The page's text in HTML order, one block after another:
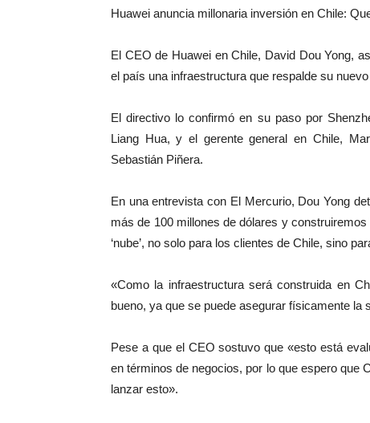
Huawei anuncia millonaria inversión en Chile:
El CEO de Huawei en Chile, David Dou Yong,
el país una infraestructura que respalde su
El directivo lo confirmó en su paso por
Liang Hua, y el gerente general en Chile,
Sebastián Piñera.
En una entrevista con El Mercurio, Dou Yong
más de 100 millones de dólares y
‘nube’, no solo para los clientes de Chile, sino
«Como la infraestructura será construida en
bueno, ya que se puede asegurar físicamente la
Pese a que el CEO sostuvo que «esto está
en términos de negocios, por lo que espero que
lanzar esto».